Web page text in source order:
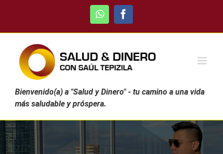
WhatsAppFacebook
Bienvenido(a) a "Salud y Dinero" - tu camino a una vida
más saludable y próspera.